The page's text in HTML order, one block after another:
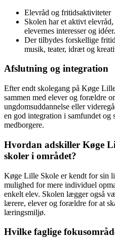
Elevråd og fritidsaktiviteter
Skolen har et aktivt
elevernes interesser og idéer.
Der tilbydes forskellige
musik, teater, idræt og
Afslutning og integration
Efter endt skolegang på Køge
sammen med elever og forældre
ungdomsuddannelse eller
en god integration i samfundet og
medborgere.
Hvordan adskiller Køge
skoler i området?
Køge Lille Skole er kendt for sin
mulighed for mere individuel
enkelt elev. Skolen lægger også
lærere, elever og forældre for at
læringsmiljø.
Hvilke faglige